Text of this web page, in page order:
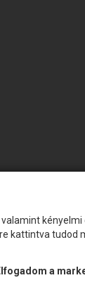
tudod
a